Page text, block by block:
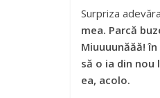
Surpriza
mea. Parcă
Miuuuunăăă!
să o ia din nou
ea, acolo.